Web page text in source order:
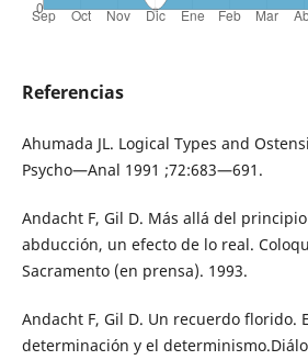
Referencias
Ahumada JL. Logical Types and
Psycho—Anal 1991 ;72:683—691.
Andacht F, Gil D. Más allá del
abducción, un efecto de lo real.
Sacramento (en prensa). 1993.
Andacht F, Gil D. Un recuerdo florido.
determinación y el